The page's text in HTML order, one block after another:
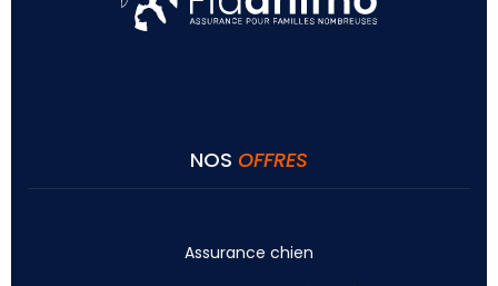
NOS OFFRES
Assurance chien